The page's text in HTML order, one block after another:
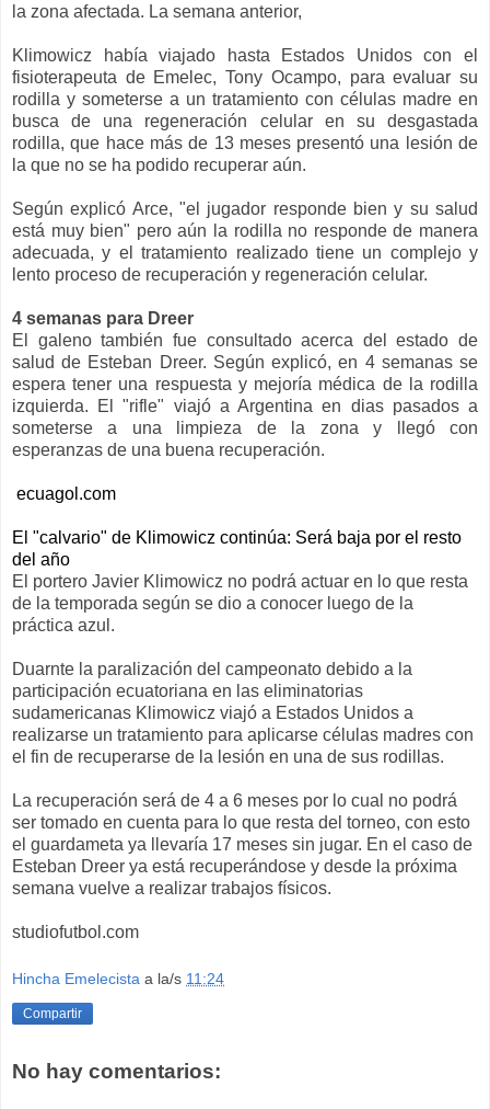
la zona afectada. La semana anterior,
Klimowicz había viajado hasta Estados Unidos con el
fisioterapeuta de Emelec, Tony Ocampo, para evaluar su
rodilla y someterse a un tratamiento con células madre en
busca de una regeneración celular en su desgastada
rodilla, que hace más de 13 meses presentó una lesión de
la que no se ha podido recuperar aún.
Según explicó Arce, "el jugador responde bien y su salud
está muy bien" pero aún la rodilla no responde de manera
adecuada, y el tratamiento realizado tiene un complejo y
lento proceso de recuperación y regeneración celular.
4 semanas para Dreer
El galeno también fue consultado acerca del estado de
salud de Esteban Dreer. Según explicó, en 4 semanas se
espera tener una respuesta y mejoría médica de la rodilla
izquierda. El "rifle" viajó a Argentina en dias pasados a
someterse a una limpieza de la zona y llegó con
esperanzas de una buena recuperación.
ecuagol.com
El "calvario" de Klimowicz continúa: Será baja por el resto
del año
El portero Javier Klimowicz no podrá actuar en lo que resta
de la temporada según se dio a conocer luego de la
práctica azul.
Duarnte la paralización del campeonato debido a la
participación ecuatoriana en las eliminatorias
sudamericanas Klimowicz viajó a Estados Unidos a
realizarse un tratamiento para aplicarse células madres con
el fin de recuperarse de la lesión en una de sus rodillas.
La recuperación será de 4 a 6 meses por lo cual no podrá
ser tomado en cuenta para lo que resta del torneo, con esto
el guardameta ya llevaría 17 meses sin jugar. En el caso de
Esteban Dreer ya está recuperándose y desde la próxima
semana vuelve a realizar trabajos físicos.
studiofutbol.com
Hincha Emelecista a la/s 11:24
Compartir
No hay comentarios: